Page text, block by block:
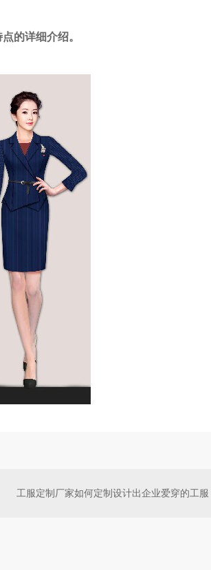
的详细介绍。
工服定制厂家如何定制设计出企业爱穿的工服